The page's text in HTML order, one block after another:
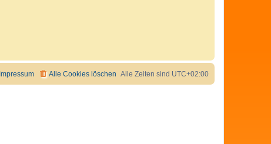
Alle Zeiten sind UTC+02:00
Alle Cookies löschen
Impressum